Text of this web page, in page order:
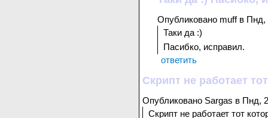
Опубликовано muff в Пнд,
Таки да :)
Пасибко, исправил.
ответить
Скрипт не работает тот
Опубликовано Sargas в Пнд,
Скрипт не работает тот